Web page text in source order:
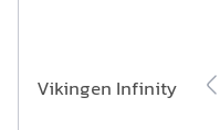
Vikingen Infinity